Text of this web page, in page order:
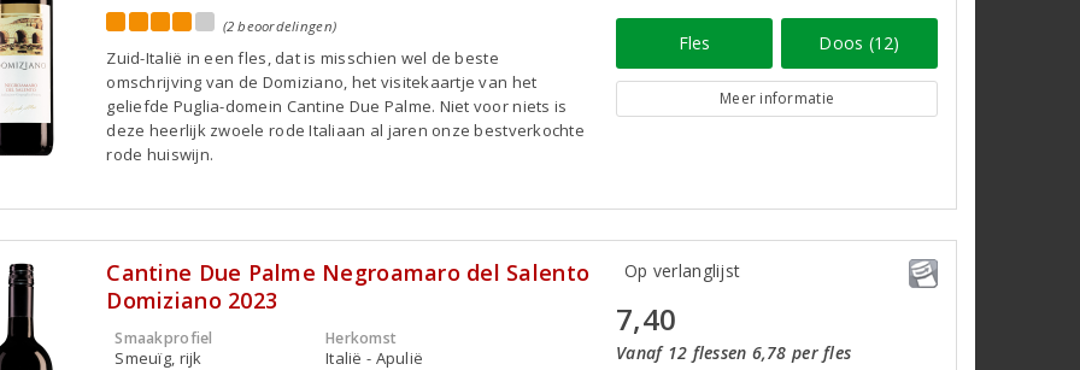
(2 beoordelingen)
Zuid-Italië in een fles, dat is misschien wel de beste
omschrijving van de Domiziano, het visitekaartje van het
geliefde Puglia-domein Cantine Due Palme. Niet voor niets is
deze heerlijk zwoele rode Italiaan al jaren onze bestverkochte
rode huiswijn.
Fles Doos (12)
Meer informatie
Cantine Due Palme Negroamaro del Salento
Domiziano 2023
Smaakprofiel
Smeuïg, rijk
Herkomst
Italië - Apulië
Op verlanglijst
7,40
Vanaf 12 flessen 6,78 per fles